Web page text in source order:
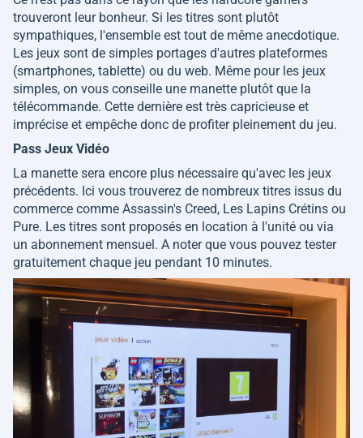
trouveront leur bonheur. Si les titres sont plutôt
sympathiques, l'ensemble est tout de même anecdotique.
Les jeux sont de simples portages d'autres plateformes
(smartphones, tablette) ou du web. Même pour les jeux
simples, on vous conseille une manette plutôt que la
télécommande. Cette dernière est très capricieuse et
imprécise et empêche donc de profiter pleinement du jeu.
Pass Jeux Vidéo
La manette sera encore plus nécessaire qu'avec les jeux
précédents. Ici vous trouverez de nombreux titres issus du
commerce comme Assassin's Creed, Les Lapins Crétins ou
Pure. Les titres sont proposés en location à l'unité ou via
un abonnement mensuel. A noter que vous pouvez tester
gratuitement chaque jeu pendant 10 minutes.